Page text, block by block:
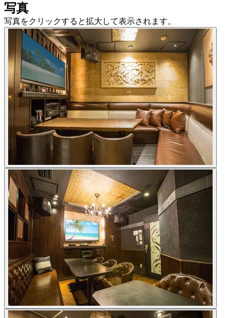
写真
写真をクリックすると拡大して表示されます。